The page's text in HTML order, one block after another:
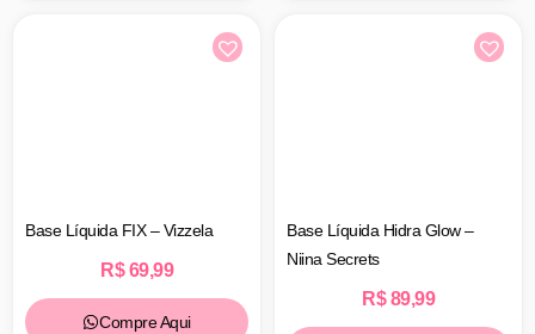
Base Líquida FIX – Vizzela
R$69,99
Compre Aqui
Base Líquida Hidra Glow –
Niina Secrets
R$89,99